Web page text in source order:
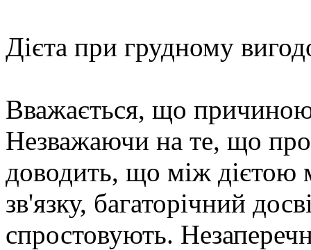
Дієта при грудному
Вважається, що причиною
Незважаючи на те, що
доводить, що між дієтою
зв'язку, багаторічний
спростовують.